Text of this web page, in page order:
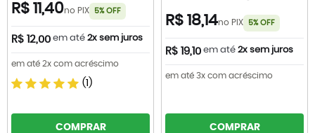
R$ 11,40no PIX 5% OFF
R$ 12,00 em até 2x sem juros
em até 2x com acréscimo
(1)
COMPRAR
R$ 18,14no PIX 5% OFF
R$ 19,10 em até 2x sem juros
em até 3x com acréscimo
COMPRAR